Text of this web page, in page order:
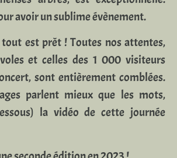
avoir un sublime évènement.
est prêt ! Toutes nos attentes,
et celles des 1 000 visiteurs
sont entièrement comblées.
parlent mieux que les mots,
la vidéo de cette journée